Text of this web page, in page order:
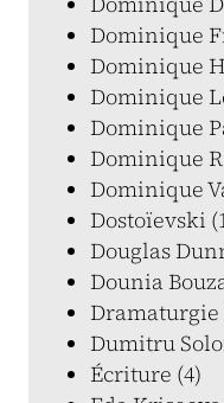
Dominique
Dominique
Dominique
Dominique
Dominique
Dominique
Dostoïevski
Douglas
Dounia
Dramaturgie
Dumitru
Écriture (4)